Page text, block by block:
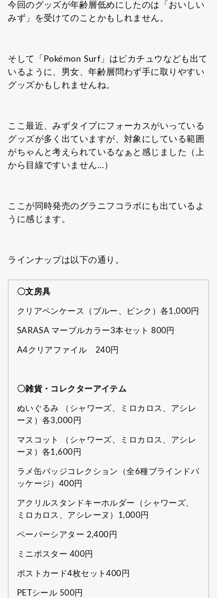
今回のグッズが年齢層低めにしたのは「おいしい
みず」を受けてのことかもしれません。
そして「Pokémon Surf」はピカチュウなども出て
いるように、男女、年齢層問わず手に取りやすい
グッズかもしれませんね。
ここ最近、みずタイプにフォーカスがいっている
グッズが多く出ていますが、対象にしている範囲
がちゃんと考えられているなぁと感じました（上
から目線ですいません…）
ここが同時発売のグラニフコラボにも出ているよ
うに感じます。
ラインナップは以下の通り。
〇文房具
クリアペンケース（ブルー、ピンク）各1,000円
SARASA マーブルカラー3本セット 800円
A4クリアファイル 240円
〇雑貨・コレクターアイテム
ぬいぐるみ （シャワーズ、ミロカロス、アシレ
ーヌ）各3,000円
マスコット （シャワーズ、ミロカロス、アシレ
ーヌ）各1,600円
ラメ缶バッジコレクション（全6種ブラインドパ
ッケージ）400円
アクリルスタンドキーホルダー（シャワーズ、
ミロカロス、アシレーヌ）1,000円
ペーパーシアター 2,400円
ミニポスター 400円
ポストカード4枚セット400円
PETシール 500円